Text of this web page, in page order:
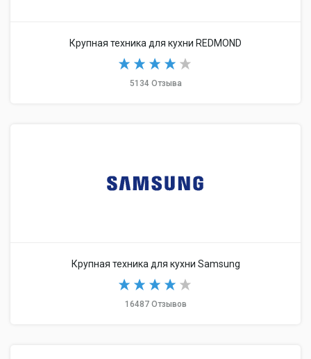
Крупная техника для кухни REDMOND
5134 Отзыва
Крупная техника для кухни Samsung
16487 Отзывов